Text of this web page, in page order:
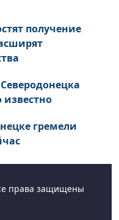
получение
гремели
права защищены